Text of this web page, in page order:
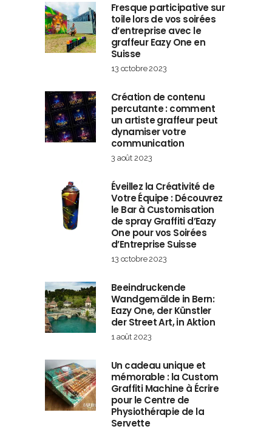
Fresque participative sur
toile lors de vos soirées
d’entreprise avec le
graffeur Eazy One en
Suisse
13 octobre 2023
Création de contenu
percutante : comment
un artiste graffeur peut
dynamiser votre
communication
3 août 2023
Éveillez la Créativité de
Votre Équipe : Découvrez
le Bar à Customisation
de spray Graffiti d’Eazy
One pour vos Soirées
d’Entreprise Suisse
13 octobre 2023
Beeindruckende
Wandgemälde in Bern:
Eazy One, der Künstler
der Street Art, in Aktion
1 août 2023
Un cadeau unique et
mémorable : la Custom
Graffiti Machine à Écrire
pour le Centre de
Physiothérapie de la
Servette